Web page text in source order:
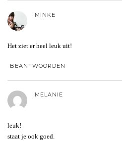
MINKE
Het ziet er heel leuk uit!
BEANTWOORDEN
MELANIE
leuk!
staat je ook goed.